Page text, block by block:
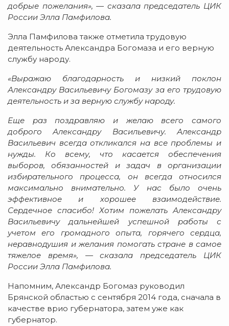
добрые пожелания», — сказала председатель ЦИК
России Элла Памфилова.
Элла Памфилова также отметила трудовую
деятельность Александра Богомаза и его верную
службу народу.
«Выражаю благодарность и низкий поклон
Александру Васильевичу Богомазу за его трудовую
деятельность и за верную службу народу.
Еще раз поздравляю и желаю всего самого
доброго Александру Васильевичу. Александр
Васильевич всегда откликался на все проблемы и
нужды. Ко всему, что касается обеспечения
выборов, обязанностей и задач в организации
избирательного процесса, он всегда относился
максимально внимательно. У нас было очень
эффективное и хорошее взаимодействие.
Сердечное спасибо! Хотим пожелать Александру
Васильевичу дальнейшей успешной работы с
учетом его громадного опыта, горячего сердца,
неравнодушия и желания помогать стране в самое
тяжелое время», — сказала председатель ЦИК
России Элла Памфилова.
Напомним, Александр Богомаз руководил
Брянской областью с сентября 2014 года, сначала в
качестве врио губернатора, затем уже как
губернатор.